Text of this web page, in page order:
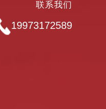
联系我们
19973172589